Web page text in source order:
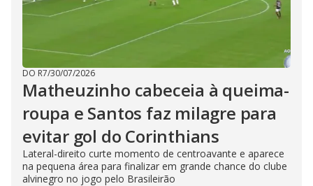
DO R7/30/07/2026
Matheuzinho cabeceia à queima-
roupa e Santos faz milagre para
evitar gol do Corinthians
Lateral-direito curte momento de centroavante e aparece
na pequena área para finalizar em grande chance do clube
alvinegro no jogo pelo Brasileirão